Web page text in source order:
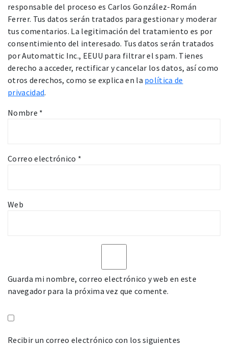
responsable del proceso es Carlos González-Román
Ferrer. Tus datos serán tratados para gestionar y moderar
tus comentarios. La legitimación del tratamiento es por
consentimiento del interesado. Tus datos serán tratados
por Automattic Inc., EEUU para filtrar el spam. Tienes
derecho a acceder, rectificar y cancelar los datos, así como
otros derechos, como se explica en la política de
privacidad.
Nombre *
Correo electrónico *
Web
Guarda mi nombre, correo electrónico y web en este
navegador para la próxima vez que comente.
Recibir un correo electrónico con los siguientes